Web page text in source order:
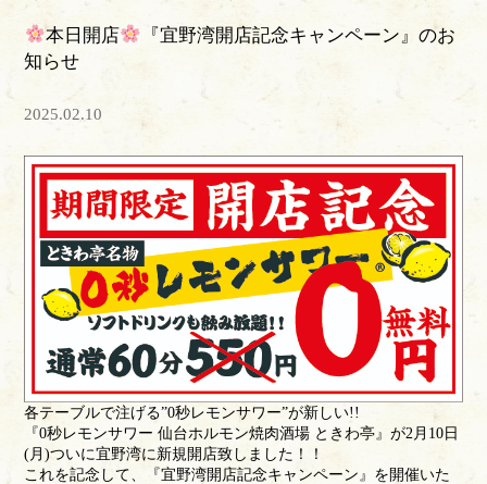
本日開店
『宜野湾開店記念キャンペーン』のお
知らせ
2025.02.10
各テーブルで注げる”0秒レモンサワー”が新しい!!
『0秒レモンサワー 仙台ホルモン焼肉酒場 ときわ亭』が2月10日
(月)ついに宜野湾に新規開店致しました！！
これを記念して、『宜野湾開店記念キャンペーン』を開催いた